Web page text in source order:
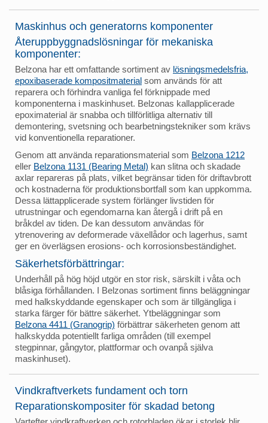
Maskinhus och generatorns komponenter
Återuppbyggnadslösningar för mekaniska
komponenter:
Belzona har ett omfattande sortiment av lösningsmedelsfria,
epoxibaserade kompositmaterial som används för att
reparera och förhindra vanliga fel förknippade med
komponenterna i maskinhuset. Belzonas kallapplicerade
epoximaterial är snabba och tillförlitliga alternativ till
demontering, svetsning och bearbetningstekniker som krävs
vid konventionella reparationer.
Genom att använda reparationsmaterial som Belzona 1212
eller Belzona 1131 (Bearing Metal) kan slitna och skadade
axlar repareras på plats, vilket begränsar tiden för driftavbrott
och kostnaderna för produktionsbortfall som kan uppkomma.
Dessa lättapplicerade system förlänger livstiden för
utrustningar och egendomarna kan återgå i drift på en
bråkdel av tiden. De kan dessutom användas för
ytrenovering av deformerade växellådor och lagerhus, samt
ger en överlägsen erosions- och korrosionsbeständighet.
Säkerhetsförbättringar:
Underhåll på hög höjd utgör en stor risk, särskilt i våta och
blåsiga förhållanden. I Belzonas sortiment finns beläggningar
med halkskyddande egenskaper och som är tillgängliga i
starka färger för bättre säkerhet. Ytbeläggningar som
Belzona 4411 (Granogrip) förbättrar säkerheten genom att
halkskydda potentiellt farliga områden (till exempel
stegpinnar, gångytor, plattformar och ovanpå själva
maskinhuset).
Vindkraftverkets fundament och torn
Reparationskompositer för skadad betong